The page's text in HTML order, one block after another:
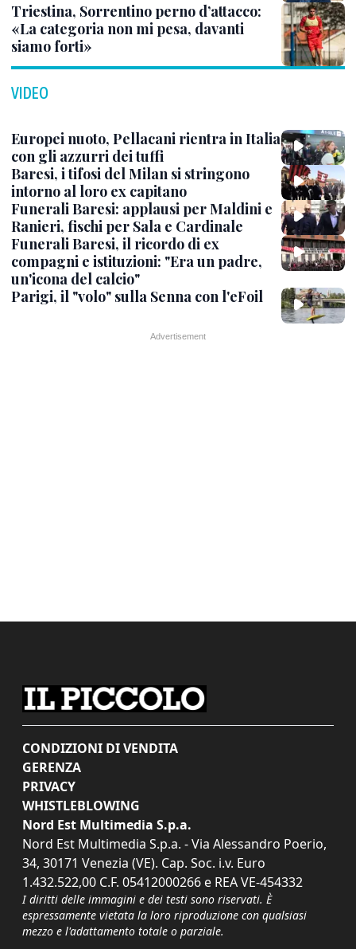
Triestina, Sorrentino perno d’attacco:
«La categoria non mi pesa, davanti
siamo forti»
VIDEO
Europei nuoto, Pellacani rientra in Italia
con gli azzurri dei tuffi
Baresi, i tifosi del Milan si stringono
intorno al loro ex capitano
Funerali Baresi: applausi per Maldini e
Ranieri, fischi per Sala e Cardinale
Funerali Baresi, il ricordo di ex
compagni e istituzioni: "Era un padre,
un'icona del calcio"
Parigi, il "volo" sulla Senna con l'eFoil
CONDIZIONI DI VENDITA
GERENZA
PRIVACY
WHISTLEBLOWING
Nord Est Multimedia S.p.a.
Nord Est Multimedia S.p.a. - Via Alessandro Poerio,
34, 30171 Venezia (VE). Cap. Soc. i.v. Euro
1.432.522,00 C.F. 05412000266 e REA VE-454332
I diritti delle immagini e dei testi sono riservati. È
espressamente vietata la loro riproduzione con qualsiasi
mezzo e l'adattamento totale o parziale.